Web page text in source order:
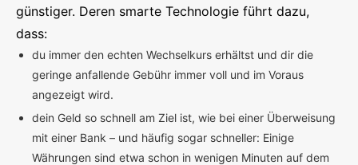
günstiger. Deren smarte Technologie führt dazu,
dass:
du immer den echten Wechselkurs erhältst und dir die
geringe anfallende Gebühr immer voll und im Voraus
angezeigt wird.
dein Geld so schnell am Ziel ist, wie bei einer Überweisung
mit einer Bank – und häufig sogar schneller: Einige
Währungen sind etwa schon in wenigen Minuten auf dem